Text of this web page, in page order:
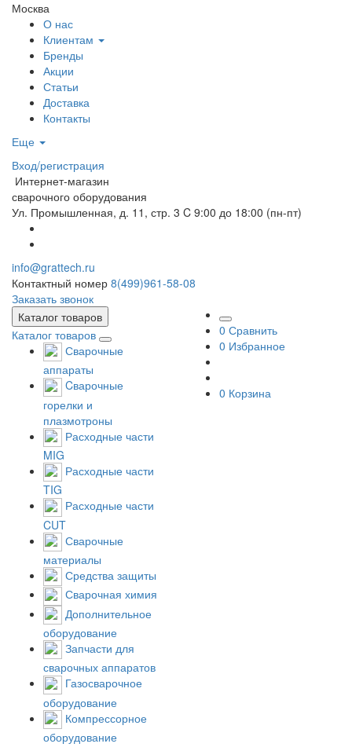
Москва
О нас
Клиентам
Бренды
Акции
Статьи
Доставка
Контакты
Еще
Вход/регистрация
Интернет-магазин
сварочного оборудования
Ул. Промышленная, д. 11, стр. 3 C 9:00 до 18:00 (пн-пт)
info@grattech.ru
Контактный номер 8(499)961-58-08
Заказать звонок
Каталог товаров
Каталог товаров
Сварочные
аппараты
Cварочные
горелки и
плазмотроны
Расходные части
MIG
Расходные части
TIG
Расходные части
CUT
Сварочные
материалы
Средства защиты
Сварочная химия
Дополнительное
оборудование
Запчасти для
сварочных аппаратов
Газосварочное
оборудование
Компрессорное
оборудование
0 Сравнить
0 Избранное
0 Корзина